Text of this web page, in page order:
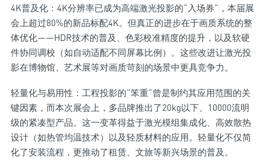
4K普及化：4K分辨率已成为高端激光投影的“入场券”，本届展
会上超过80%的新品标配4K。但真正的进步在于画质系统的整
体优化——HDR技术的普及、色彩校准精度的提升，以及软硬
件协同调校（如自动适配不同屏幕比例）。这些改进让激光投
影在博物馆、艺术展等对画质苛刻的场景中更具竞争力。
轻量化与易用性：工程投影的“笨重”曾是制约其应用范围的关
键因素，而本次展会上，多品牌推出了20kg以下、10000流明
级的紧凑型产品。这一变革得益于激光模组集成化、高效散热
设计（如热管均温技术）以及轻质材料的应用。轻量化不仅简
化了安装流程，更推动了租赁、文旅等新兴场景的普及。